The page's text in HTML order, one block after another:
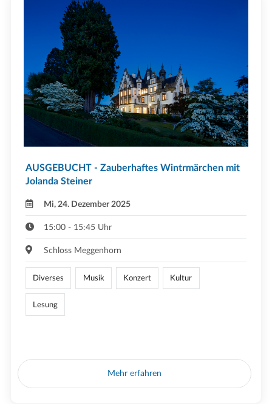
AUSGEBUCHT - Zauberhaftes Wintrmärchen mit
Jolanda Steiner
Mi, 24. Dezember 2025
15:00 - 15:45 Uhr
Schloss Meggenhorn
Diverses Musik Konzert Kultur
Lesung
Mehr erfahren